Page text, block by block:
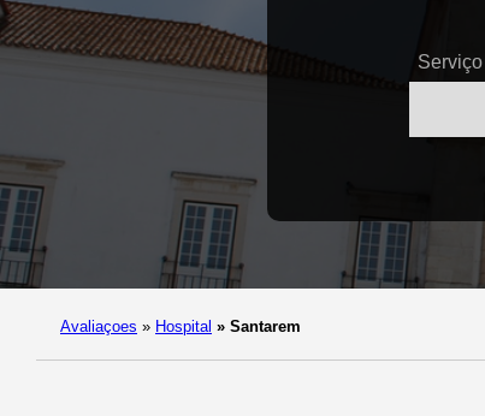
Serviço
Avaliaçoes » Hospital » Santarem